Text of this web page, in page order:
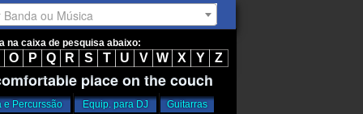
na caixa de pesquisa abaixo:
O P Q R S T U V W X Y Z
place on the couch
e Percurssão Equip. para DJ Guitarras
Banda ou Música